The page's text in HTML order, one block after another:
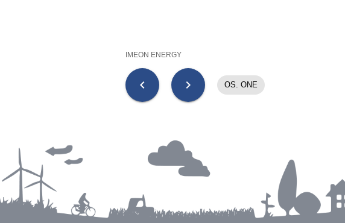
IMEON ENERGY
chevron_left chevron_right OS. ONE